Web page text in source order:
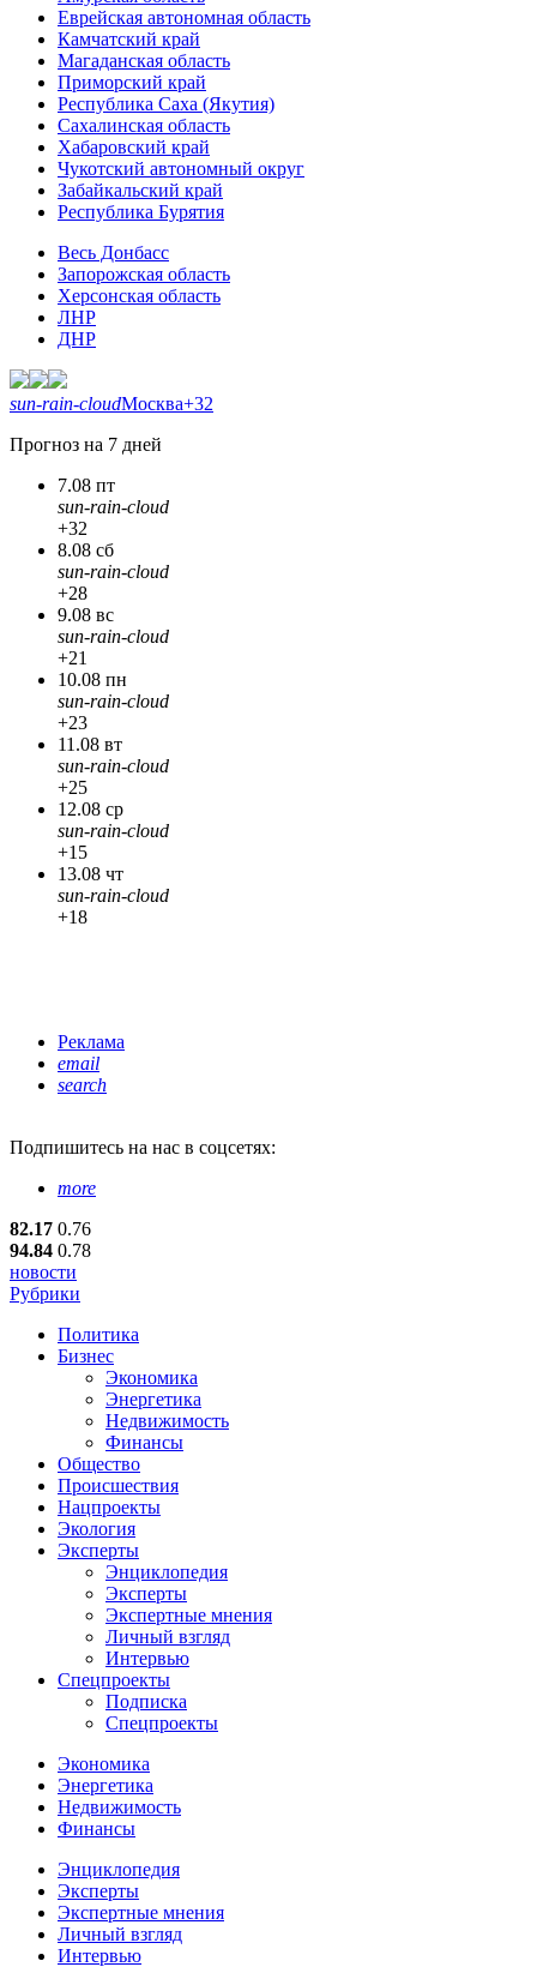
Еврейская автономная область
Камчатский край
Магаданская область
Приморский край
Республика Саха (Якутия)
Сахалинская область
Хабаровский край
Чукотский автономный округ
Забайкальский край
Республика Бурятия
Весь Донбасс
Запорожская область
Херсонская область
ЛНР
ДНР
sun-rain-cloudМосква+32
Прогноз на 7 дней
7.08 пт
sun-rain-cloud
+32
8.08 сб
sun-rain-cloud
+28
9.08 вс
sun-rain-cloud
+21
10.08 пн
sun-rain-cloud
+23
11.08 вт
sun-rain-cloud
+25
12.08 ср
sun-rain-cloud
+15
13.08 чт
sun-rain-cloud
+18
Реклама
email
search
Подпишитесь на нас в соцсетях:
more
82.17 0.76
94.84 0.78
новости
Рубрики
Политика
Бизнес
Экономика
Энергетика
Недвижимость
Финансы
Общество
Происшествия
Нацпроекты
Экология
Эксперты
Энциклопедия
Эксперты
Экспертные мнения
Личный взгляд
Интервью
Спецпроекты
Подписка
Спецпроекты
Экономика
Энергетика
Недвижимость
Финансы
Энциклопедия
Эксперты
Экспертные мнения
Личный взгляд
Интервью